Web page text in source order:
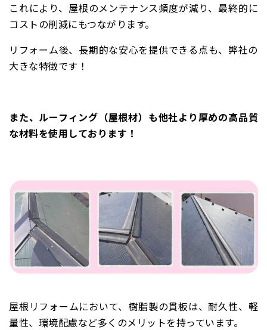
これにより、屋根のメンテナンス頻度が減り、最終的に
コストの削減にもつながります。
リフォーム後、長期的な安心を提供できる点も、弊社の
大きな特徴です！
また、ルーフィング（屋根材）も他社より厚めの高品質
な材料を使用しております！
屋根リフォームにおいて、樹脂製の貫板は、耐久性、軽
量性、環境配慮など多くのメリットを持っています。